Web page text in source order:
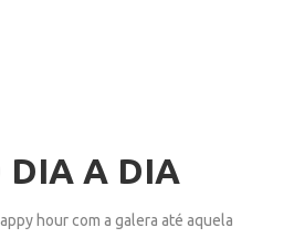
DIA A DIA
hour com a galera até aquela